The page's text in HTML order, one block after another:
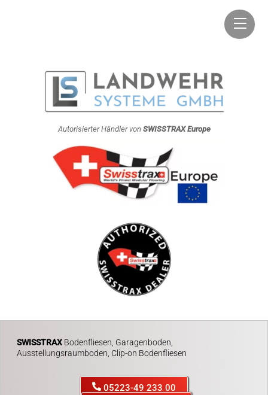
Autorisierter Händler vonSWISSTRAX Europe
SWISSTRAX Bodenfliesen, Garagenboden,
Ausstellungsraumboden, Clip-on Bodenfliesen
05223-49 233 00